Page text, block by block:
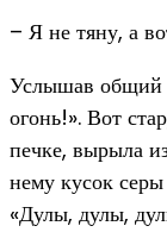
– Я не тяну, а
Услышав общий
огонь!». Вот
печке, вырыла
нему кусок
«Дулы, дулы,